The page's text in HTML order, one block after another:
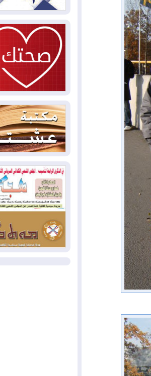
2026-08-03رئيس
2026-08-03
العراق
بمنع الهجمات على الدول
2026-08-03
العجز
دينار!
2026-08-03كوبا
وانهيار الشبكة الكهربائية
2026-08-03
بسبب الحرائق في ولاية
2026-08-02
مشروع
الموظفين حتى نهاية
بطاقاتهم المصرفية
2026-08-02دمشق
أي هجوم من أراضي